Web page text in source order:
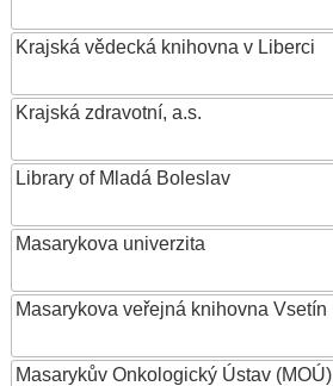
Krajská vědecká knihovna v Liberci
Krajská zdravotní, a.s.
Library of Mladá Boleslav
Masarykova univerzita
Masarykova veřejná knihovna Vsetín
Masarykův Onkologický Ústav (MOÚ)